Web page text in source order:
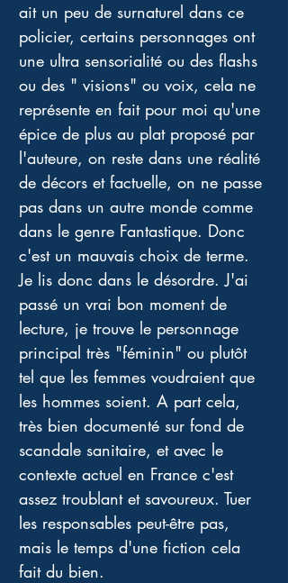
ait un peu de surnaturel dans ce
policier, certains personnages ont
une ultra sensorialité ou des flashs
ou des " visions" ou voix, cela ne
représente en fait pour moi qu'une
épice de plus au plat proposé par
l'auteure, on reste dans une réalité
de décors et factuelle, on ne passe
pas dans un autre monde comme
dans le genre Fantastique. Donc
c'est un mauvais choix de terme.
Je lis donc dans le désordre. J'ai
passé un vrai bon moment de
lecture, je trouve le personnage
principal très "féminin" ou plutôt
tel que les femmes voudraient que
les hommes soient. A part cela,
très bien documenté sur fond de
scandale sanitaire, et avec le
contexte actuel en France c'est
assez troublant et savoureux. Tuer
les responsables peut-être pas,
mais le temps d'une fiction cela
fait du bien.